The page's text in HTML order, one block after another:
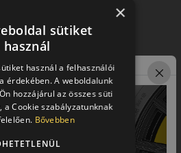
3
téli társa
a kisteherautók és
fejlesztett téli abroncs.
a fuvarozók számára,
biztosít.
×
sütiket
használ
használ a felhasználói
érdekében. A weboldalunk
hozzájárul az összes süti
a Cookie szabályzatunknak
Bővebben